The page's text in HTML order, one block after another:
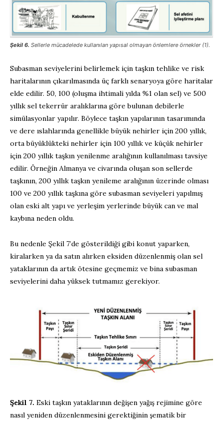
Şekil 6. Sellerle mücadelede kullanılan yapısal olmayan önlemlere örnekler (1).
Subasman seviyelerini belirlemek için taşkın tehlike ve risk
haritalarının çıkarılmasında üç farklı senaryoya göre haritalar
elde edilir. 50, 100 (oluşma ihtimali yılda %1 olan sel) ve 500
yıllık sel tekerrür aralıklarına göre bulunan debilerle
simülasyonlar yapılır. Böylece taşkın yapılarının tasarımında
ve dere ıslahlarında genellikle büyük nehirler için 200 yıllık,
orta büyüklükteki nehirler için 100 yıllık ve küçük nehirler
için 200 yıllık taşkın yenilenme aralığının kullanılması tavsiye
edilir. Örneğin Almanya ve civarında oluşan son sellerde
taşkının, 200 yıllık taşkın yenileme aralığının üzerinde olması
100 ve 200 yıllık taşkına göre subasman seviyeleri yapılmış
olan eski alt yapı ve yerleşim yerlerinde büyük can ve mal
kaybına neden oldu.
Bu nedenle Şekil 7’de gösterildiği gibi konut yaparken,
kiralarken ya da satın alırken eksiden düzenlenmiş olan sel
yataklarının da artık ötesine geçmemiz ve bina subasman
seviyelerini daha yüksek tutmamız gerekiyor.
Şekil 7. Eski taşkın yataklarının değişen yağış rejimine göre
nasıl yeniden düzenlenmesini gerektiğinin şematik bir